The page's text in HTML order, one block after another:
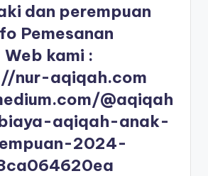
dan perempuan
Pemesanan
Web kami :
nur-aqiqah.com
@aqiqah
aqiqah-anak-
2024-